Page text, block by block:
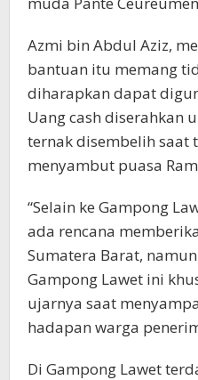
Azmi bin Abdul Aziz,
bantuan itu memang
diharapkan dapat
Uang cash diserahkan
ternak disembelih saat
menyambut puasa
“Selain ke Gampong
ada rencana
Sumatera Barat,
Gampong Lawet ini
ujarnya saat
hadapan warga
Di Gampong Lawet